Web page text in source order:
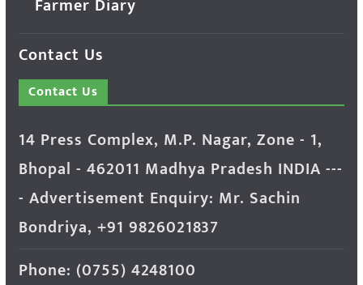
Farmer Diary
Contact Us
Contact Us
14 Press Complex, M.P. Nagar, Zone - 1,
Bhopal - 462011 Madhya Pradesh INDIA ---
- Advertisement Enquiry: Mr. Sachin
Bondriya, +91 9826021837
Phone: (0755) 4248100